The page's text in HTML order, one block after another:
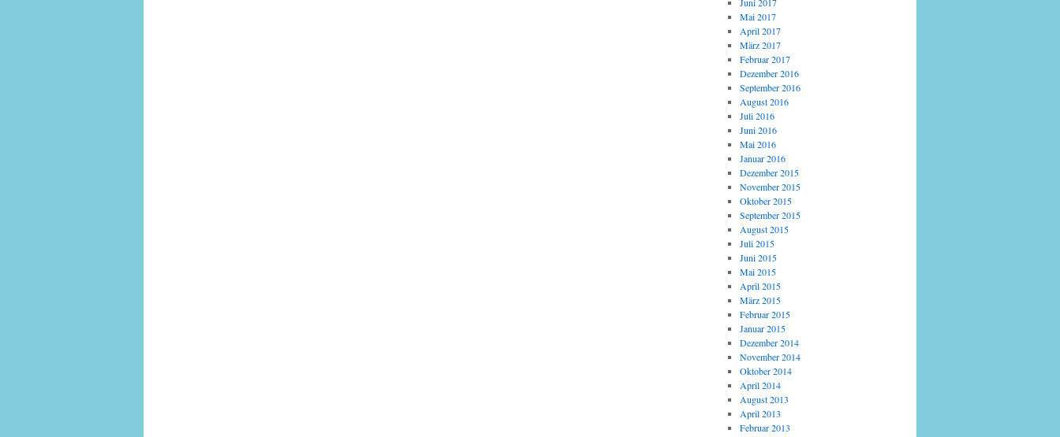
Mai 2017
April 2017
März 2017
Februar 2017
Dezember 2016
September 2016
August 2016
Juli 2016
Juni 2016
Mai 2016
Januar 2016
Dezember 2015
November 2015
Oktober 2015
September 2015
August 2015
Juli 2015
Juni 2015
Mai 2015
April 2015
März 2015
Februar 2015
Januar 2015
Dezember 2014
November 2014
Oktober 2014
April 2014
August 2013
April 2013
Februar 2013